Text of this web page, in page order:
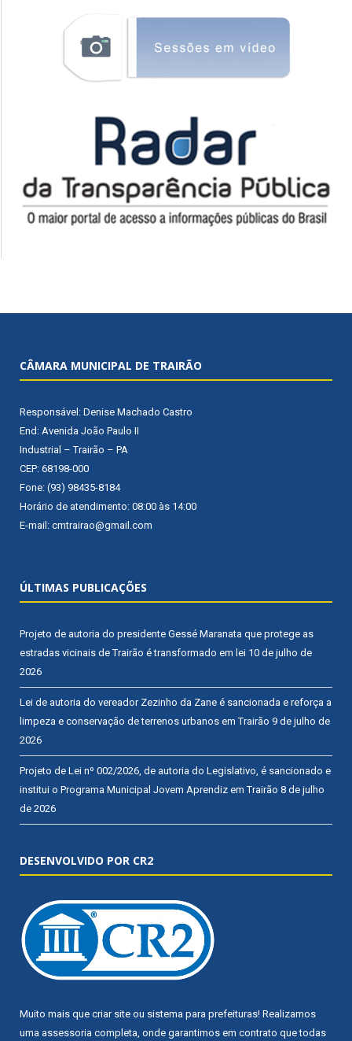
CÂMARA MUNICIPAL DE TRAIRÃO
Responsável: Denise Machado Castro
End: Avenida João Paulo II
Industrial – Trairão – PA
CEP: 68198-000
Fone: (93) 98435-8184
Horário de atendimento: 08:00 às 14:00
E-mail: cmtrairao@gmail.com
ÚLTIMAS PUBLICAÇÕES
Projeto de autoria do presidente Gessé Maranata que protege as
estradas vicinais de Trairão é transformado em lei 10 de julho de
2026
Lei de autoria do vereador Zezinho da Zane é sancionada e reforça a
limpeza e conservação de terrenos urbanos em Trairão 9 de julho de
2026
Projeto de Lei nº 002/2026, de autoria do Legislativo, é sancionado e
institui o Programa Municipal Jovem Aprendiz em Trairão 8 de julho
de 2026
DESENVOLVIDO POR CR2
Muito mais que criar site ou sistema para prefeituras! Realizamos
uma assessoria completa, onde garantimos em contrato que todas